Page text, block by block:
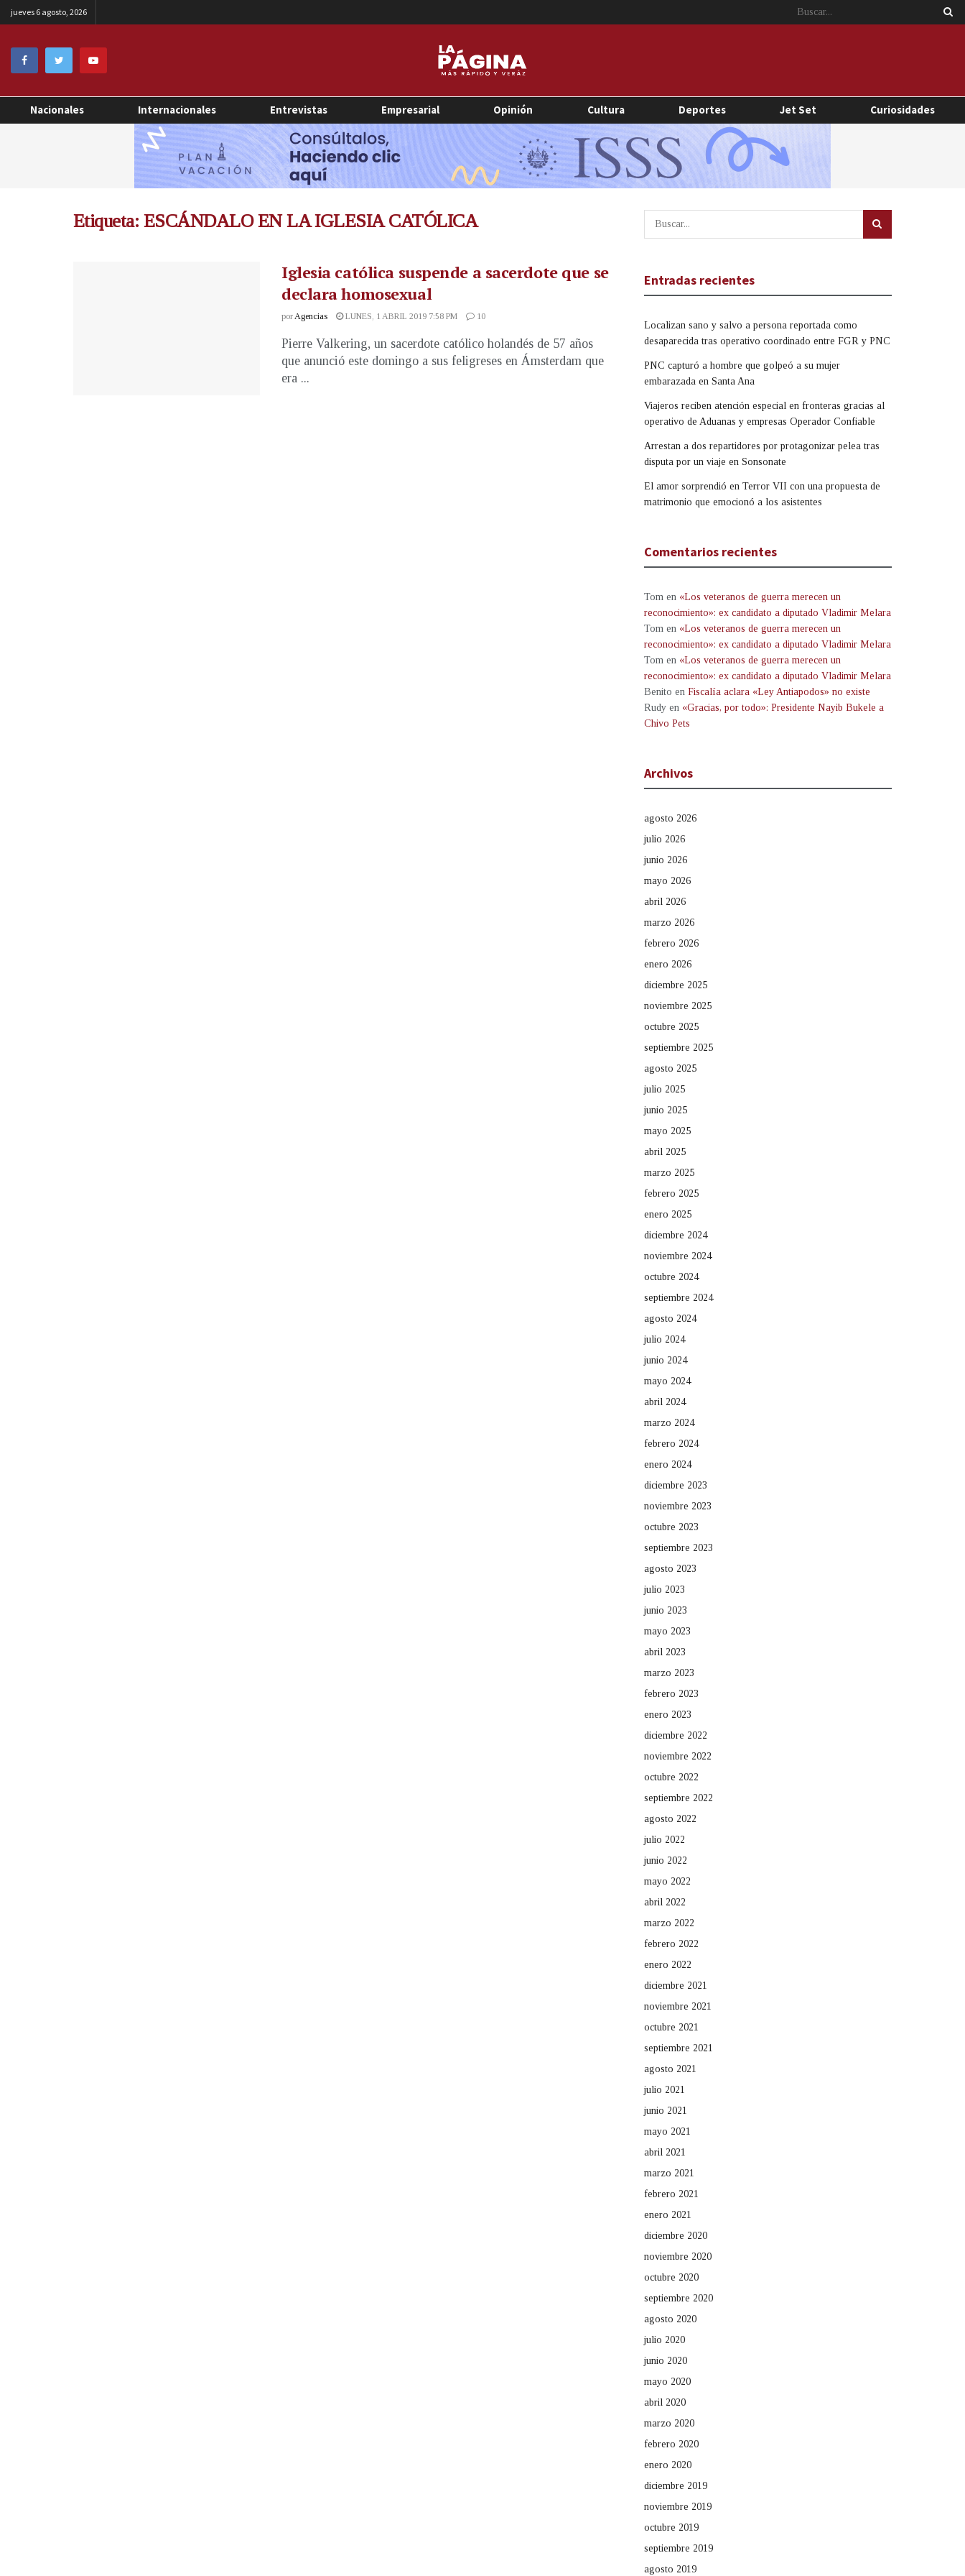
jueves 6 agosto, 2026
Nacionales Internacionales Entrevistas Empresarial Opinión Cultura Deportes Jet Set Curiosidades
Etiqueta: ESCÁNDALO EN LA IGLESIA CATÓLICA
Iglesia católica suspende a sacerdote que se
declara homosexual
porAgencias LUNES, 1 ABRIL 2019 7:58 PM 10
Pierre Valkering, un sacerdote católico holandés de 57 años
que anunció este domingo a sus feligreses en Ámsterdam que
era ...
Entradas recientes
Localizan sano y salvo a persona reportada como
desaparecida tras operativo coordinado entre FGR y PNC
PNC capturó a hombre que golpeó a su mujer
embarazada en Santa Ana
Viajeros reciben atención especial en fronteras gracias al
operativo de Aduanas y empresas Operador Confiable
Arrestan a dos repartidores por protagonizar pelea tras
disputa por un viaje en Sonsonate
El amor sorprendió en Terror VII con una propuesta de
matrimonio que emocionó a los asistentes
Comentarios recientes
Tom en «Los veteranos de guerra merecen un
reconocimiento»: ex candidato a diputado Vladimir Melara
Tom en «Los veteranos de guerra merecen un
reconocimiento»: ex candidato a diputado Vladimir Melara
Tom en «Los veteranos de guerra merecen un
reconocimiento»: ex candidato a diputado Vladimir Melara
Benito en Fiscalía aclara «Ley Antiapodos» no existe
Rudy en «Gracias, por todo»: Presidente Nayib Bukele a
Chivo Pets
Archivos
agosto 2026
julio 2026
junio 2026
mayo 2026
abril 2026
marzo 2026
febrero 2026
enero 2026
diciembre 2025
noviembre 2025
octubre 2025
septiembre 2025
agosto 2025
julio 2025
junio 2025
mayo 2025
abril 2025
marzo 2025
febrero 2025
enero 2025
diciembre 2024
noviembre 2024
octubre 2024
septiembre 2024
agosto 2024
julio 2024
junio 2024
mayo 2024
abril 2024
marzo 2024
febrero 2024
enero 2024
diciembre 2023
noviembre 2023
octubre 2023
septiembre 2023
agosto 2023
julio 2023
junio 2023
mayo 2023
abril 2023
marzo 2023
febrero 2023
enero 2023
diciembre 2022
noviembre 2022
octubre 2022
septiembre 2022
agosto 2022
julio 2022
junio 2022
mayo 2022
abril 2022
marzo 2022
febrero 2022
enero 2022
diciembre 2021
noviembre 2021
octubre 2021
septiembre 2021
agosto 2021
julio 2021
junio 2021
mayo 2021
abril 2021
marzo 2021
febrero 2021
enero 2021
diciembre 2020
noviembre 2020
octubre 2020
septiembre 2020
agosto 2020
julio 2020
junio 2020
mayo 2020
abril 2020
marzo 2020
febrero 2020
enero 2020
diciembre 2019
noviembre 2019
octubre 2019
septiembre 2019
agosto 2019